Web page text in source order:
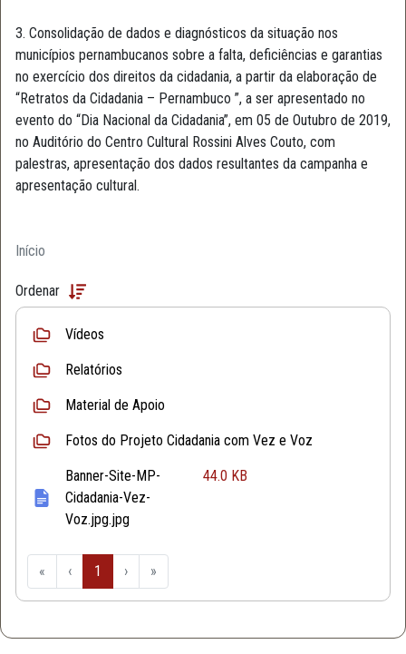
3. Consolidação de dados e diagnósticos da situação nos
municípios pernambucanos sobre a falta, deficiências e garantias
no exercício dos direitos da cidadania, a partir da elaboração de
“Retratos da Cidadania – Pernambuco ”, a ser apresentado no
evento do “Dia Nacional da Cidadania”, em 05 de Outubro de 2019,
no Auditório do Centro Cultural Rossini Alves Couto, com
palestras, apresentação dos dados resultantes da campanha e
apresentação cultural.
Início
Ordenar
Vídeos
Relatórios
Material de Apoio
Fotos do Projeto Cidadania com Vez e Voz
Banner-Site-MP-
Cidadania-Vez-
Voz.jpg.jpg
44.0 KB
« ‹ 1 › »